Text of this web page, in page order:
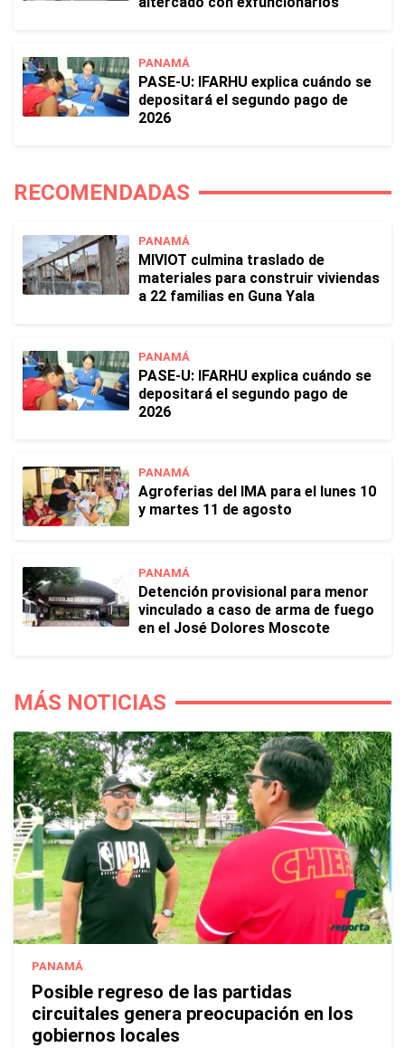
PANAMÁ
PASE-U: IFARHU explica cuándo se
depositará el segundo pago de
2026
RECOMENDADAS
PANAMÁ
MIVIOT culmina traslado de
materiales para construir viviendas
a 22 familias en Guna Yala
PANAMÁ
PASE-U: IFARHU explica cuándo se
depositará el segundo pago de
2026
PANAMÁ
Agroferias del IMA para el lunes 10
y martes 11 de agosto
PANAMÁ
Detención provisional para menor
vinculado a caso de arma de fuego
en el José Dolores Moscote
MÁS NOTICIAS
PANAMÁ
Posible regreso de las partidas
circuitales genera preocupación en los
gobiernos locales